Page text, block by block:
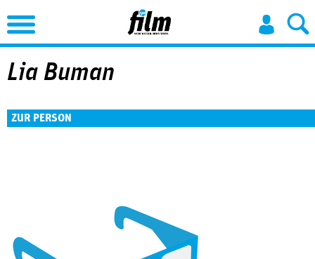
Jump to Navigation
Lia Buman
ZUR PERSON